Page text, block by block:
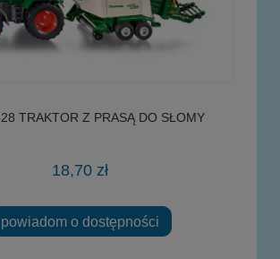
TRAKTOR Z PRASĄ DO SŁOMY
18,70 zł
powiadom o dostępności